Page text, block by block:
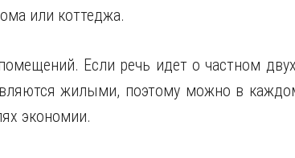
или коттеджа.
Если речь идет о частном
жилыми, поэтому можно в
экономии.